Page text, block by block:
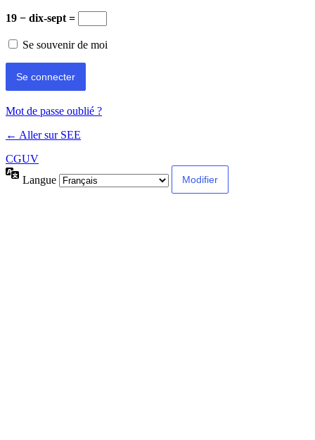
19 − dix-sept =
Se souvenir de moi
Mot de passe oublié ?
← Aller sur SEE
CGUV
Langue